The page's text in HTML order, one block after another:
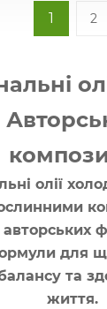
1 2
олії
для
та
життя.